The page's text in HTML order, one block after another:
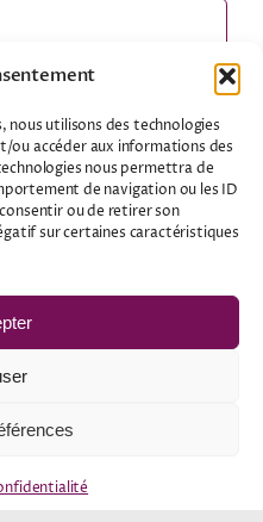
nous utilisons des technologies
ou accéder aux informations des
nous permettra de
de navigation ou les ID
ou de retirer son
sur certaines caractéristiques
e-mail et mon
pour mon prochain